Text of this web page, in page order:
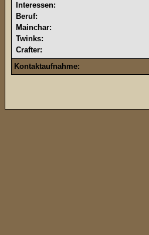
Interessen:
Beruf:
Mainchar:
Twinks:
Crafter:
Kontaktaufnahme: